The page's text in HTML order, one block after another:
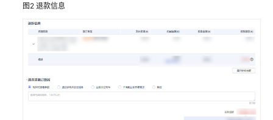
集
健
康
查
图2 退款信息